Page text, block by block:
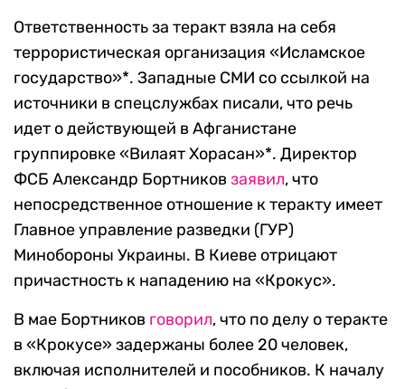
Ответственность за теракт взяла на себя
террористическая организация «Исламское
государство»*. Западные СМИ со ссылкой на
источники в спецслужбах писали, что речь
идет о действующей в Афганистане
группировке «Вилаят Хорасан»*. Директор
ФСБ Александр Бортников заявил, что
непосредственное отношение к теракту имеет
Главное управление разведки (ГУР)
Минобороны Украины. В Киеве отрицают
причастность к нападению на «Крокус».
В мае Бортников говорил, что по делу о теракте
в «Крокусе» задержаны более 20 человек,
включая исполнителей и пособников. К началу